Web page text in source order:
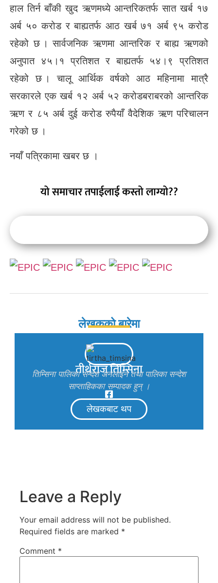
हाल तिर्न बाँकी खुद ऋणमध्ये आन्तरिकतर्फ सात खर्ब १७
अर्ब ५० करोड र बाह्यतर्फ आठ खर्ब ७१ अर्ब ९५ करोड
रहेको छ । सार्वजनिक ऋणमा आन्तरिक र बाह्य ऋणको
अनुपात ४५।१ प्रतिशत र बाह्यतर्फ ५४।९ प्रतिशत
रहेको छ । चालू आर्थिक वर्षको आठ महिनामा मात्रै
सरकारले एक खर्ब १२ अर्ब ५२ करोडबराबरको आन्तरिक
ऋण र ८५ अर्ब दुई करोड रुपैयाँ वैदेशिक ऋण परिचालन
गरेको छ ।
नयाँ पत्रिकामा खबर छ ।
यो समाचार तपाईलाई कस्तो लाग्यो??
लेखकको बारेमा
तीर्थराज तिम्सिना
तिम्सिना पालिका सन्देश अनलाइन तथा पालिका सन्देश
साप्ताहिकका सम्पादक हुन् ।
लेखकबाट थप
Leave a Reply
Your email address will not be published.
Required fields are marked *
Comment *